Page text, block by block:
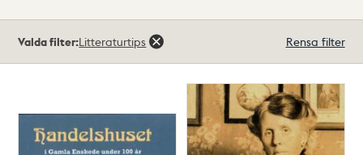
träffar
Valda filter:Litteraturtips Rensa filter